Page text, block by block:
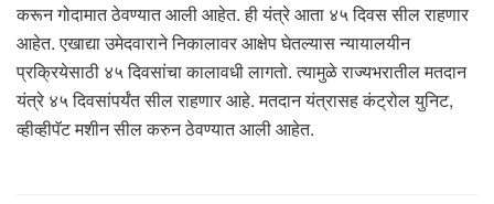
करून गोदामात ठेवण्यात आली आहेत. ही यंत्रे आता ४५ दिवस सील राहणार
आहेत. एखाद्या उमेदवाराने निकालावर आक्षेप घेतल्यास न्यायालयीन
प्रक्रियेसाठी ४५ दिवसांचा कालावधी लागतो. त्यामुळे राज्यभरातील मतदान
यंत्रे ४५ दिवसांपर्यंत सील राहणार आहे. मतदान यंत्रासह कंट्रोल युनिट,
व्हीव्हीपॅट मशीन सील करुन ठेवण्यात आली आहेत.